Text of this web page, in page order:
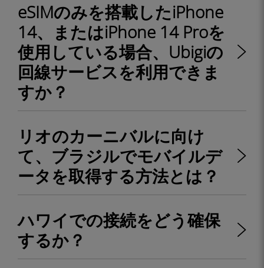
eSIMのみを搭載したiPhone
14、またはiPhone 14 Proを
使用している場合、Ubigiの
回線サービスを利用できま
すか？
リオのカーニバルに向け
て、ブラジルでモバイルデ
ータを取得する方法とは？
ハワイでの接続をどう確保
するか？